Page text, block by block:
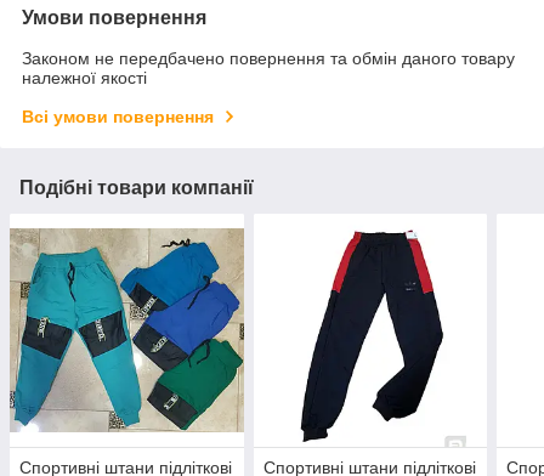
Умови повернення
Законом не передбачено повернення та обмін даного товару
належної якості
Всі умови повернення
Подібні товари компанії
Спортивні штани підліткові
Спортивні штани підліткові